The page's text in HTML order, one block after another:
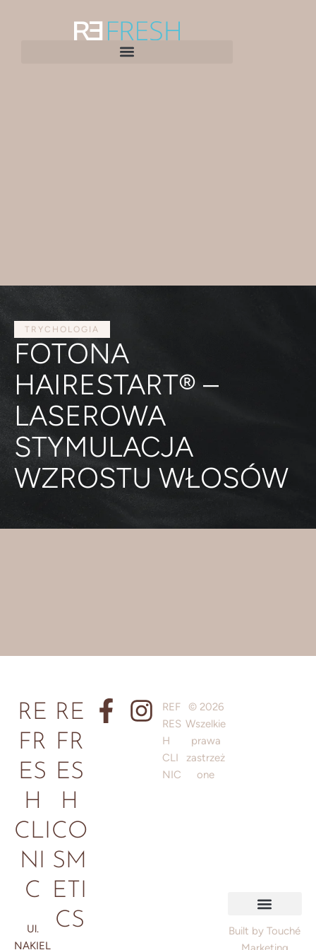
TRYCHOLOGIA
FOTONA
HAIRESTART® –
LASEROWA
STYMULACJA
WZROSTU WŁOSÓW
RE
FR
ES
H
CLI
NI
C
Ul.
NAKIEL
RE
FR
ES
H
CO
SM
ETI
CS
REF
RES
H
CLI
NIC
© 2026
Wszelkie
prawa
zastrzeż
one
Built by Touché